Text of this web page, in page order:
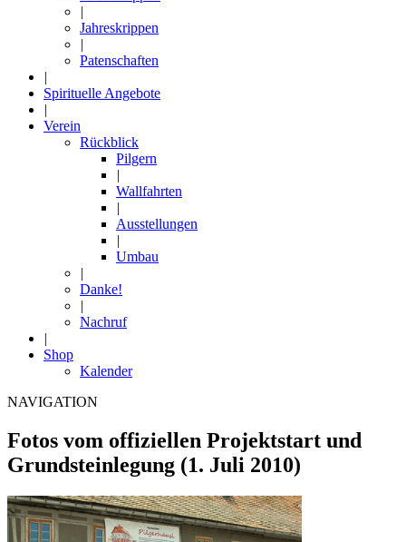
|
Jahreskrippen
|
Patenschaften
|
Spirituelle Angebote
|
Verein
Rückblick
Pilgern
|
Wallfahrten
|
Ausstellungen
|
Umbau
|
Danke!
|
Nachruf
|
Shop
Kalender
NAVIGATION
Fotos vom offiziellen Projektstart und
Grundsteinlegung (1. Juli 2010)